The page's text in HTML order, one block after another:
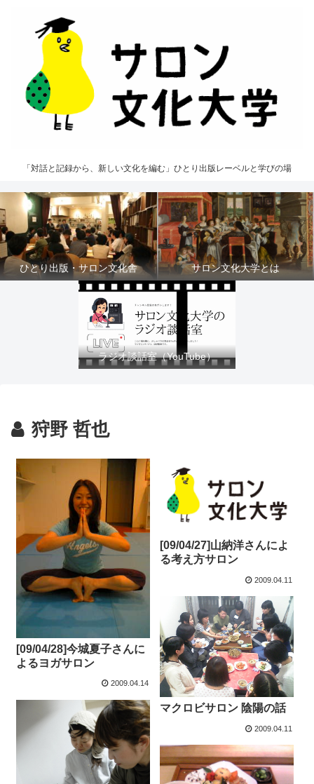
「対話と記録から、新しい文化を編む」ひとり出版レーベルと学びの場
ひとり出版・サロン文化舎 サロン文化大学とは
ラジオ談話室（YouTube）
狩野 哲也
[09/04/28]今城夏子さんに
よるヨガサロン
2009.04.14
[09/04/27]山納洋さんによ
る考え方サロン
2009.04.11
マクロビサロン 陰陽の話
2009.04.11